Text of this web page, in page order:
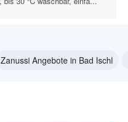
Zanussi Angebote in Bad Ischl